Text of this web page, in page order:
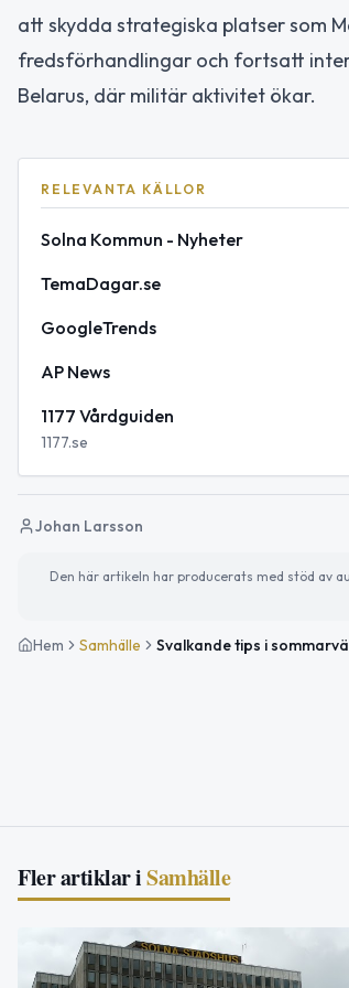
att skydda strategiska platser som
fredsförhandlingar och fortsatt
Belarus, där militär aktivitet ökar.
RELEVANTA KÄLLOR
Solna Kommun - Nyheter
TemaDagar.se
GoogleTrends
AP News
1177 Vårdguiden
1177.se
Johan Larsson
Den här artikeln har producerats med stöd av
Hem Samhälle
Fler artiklar iSamhälle